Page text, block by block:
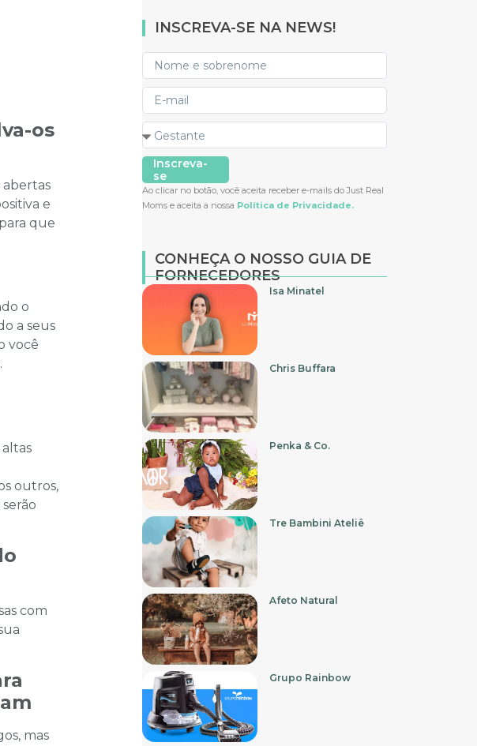
os
abertas
e
que
o
a seus
você
outros,
com
mas
INSCREVA-SE NA NEWS!
Inscreva-
se
Ao clicar no botão, você aceita receber e-mails do Just Real
Moms e aceita a nossa Política de Privacidade.
CONHEÇA O NOSSO GUIA DE
FORNECEDORES
Isa Minatel
Chris Buffara
Penka & Co.
Tre Bambini Ateliê
Afeto Natural
Grupo Rainbow